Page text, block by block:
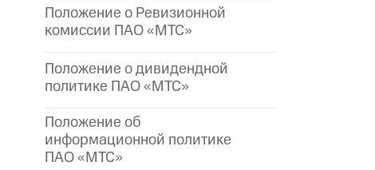
Положение о Ревизионной
комиссии ПАО «МТС»
Положение о дивидендной
политике ПАО «МТС»
Положение об
информационной политике
ПАО «МТС»